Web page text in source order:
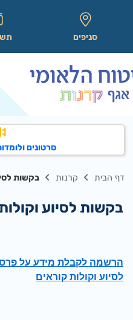
סניפים
סרטונים
דף הבית קרנות בקשות
בקשות לסיוע וקולות
הרשמה לקבלת מידע על
לסיוע וקולות קוראים